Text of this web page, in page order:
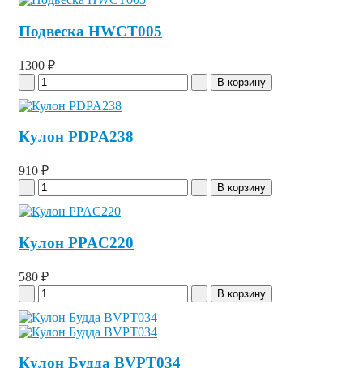
Подвеска HWCT005
1300 ₽
Кулон PDPA238
910 ₽
Кулон PPAC220
580 ₽
Кулон Будда BVPT034